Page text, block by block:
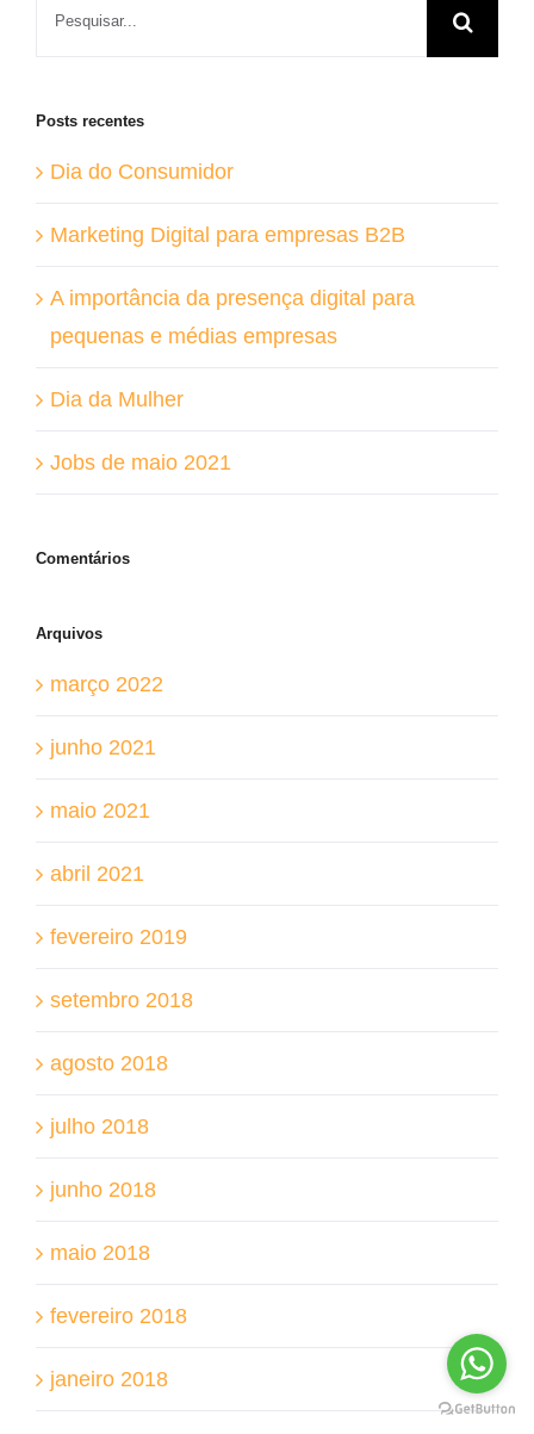
Posts recentes
Dia do Consumidor
Marketing Digital para empresas B2B
A importância da presença digital para
pequenas e médias empresas
Dia da Mulher
Jobs de maio 2021
Comentários
Arquivos
março 2022
junho 2021
maio 2021
abril 2021
fevereiro 2019
setembro 2018
agosto 2018
julho 2018
junho 2018
maio 2018
fevereiro 2018
janeiro 2018